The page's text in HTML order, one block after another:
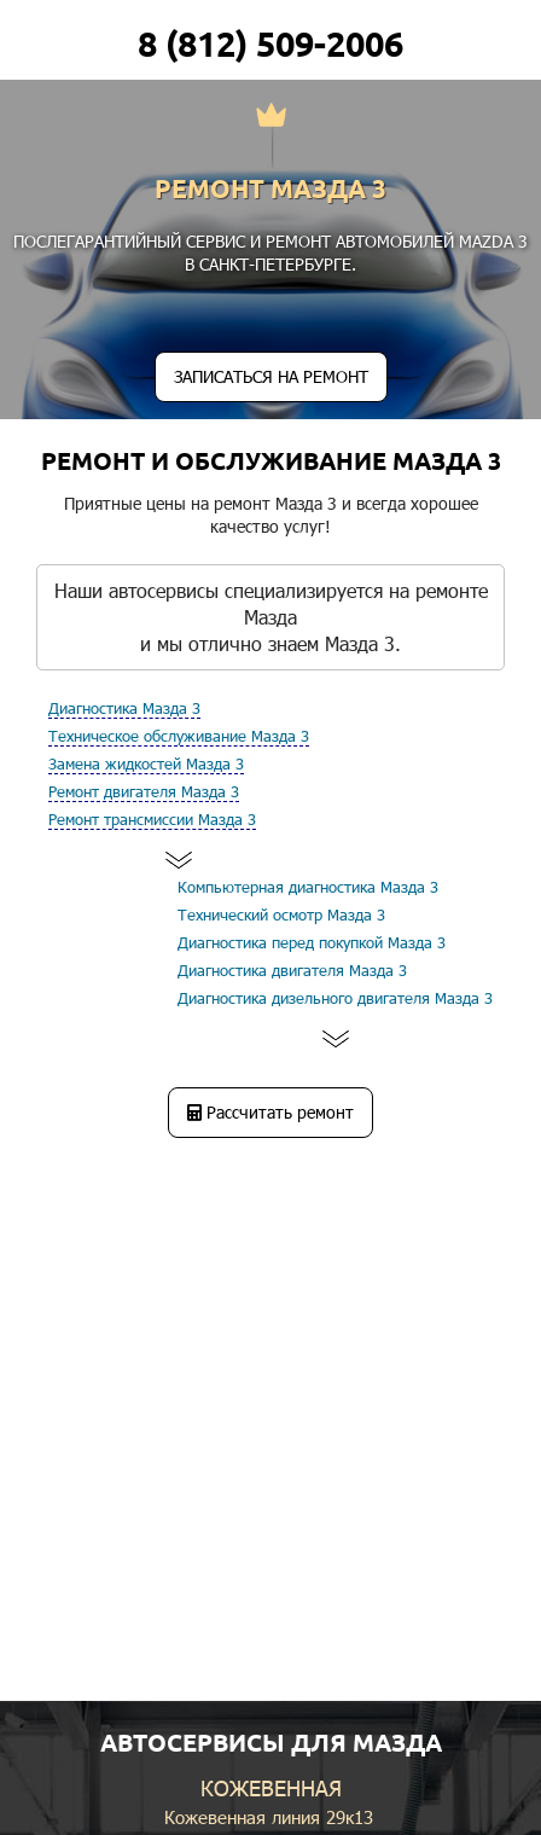
8 (812) 509-2006
РЕМОНТ МАЗДА 3
ПОСЛЕГАРАНТИЙНЫЙ СЕРВИС И РЕМОНТ АВТОМОБИЛЕЙ MAZDA 3
В САНКТ-ПЕТЕРБУРГЕ.
ЗАПИСАТЬСЯ НА РЕМОНТ
РЕМОНТ И ОБСЛУЖИВАНИЕ МАЗДА 3
Приятные цены на ремонт Мазда 3 и всегда хорошее
качество услуг!
Наши автосервисы специализируется на ремонте
Мазда
и мы отлично знаем Мазда 3.
Диагностика Мазда 3
Техническое обслуживание Мазда 3
Замена жидкостей Мазда 3
Ремонт двигателя Мазда 3
Ремонт трансмиссии Мазда 3
Компьютерная диагностика Мазда 3
Технический осмотр Мазда 3
Диагностика перед покупкой Мазда 3
Диагностика двигателя Мазда 3
Диагностика дизельного двигателя Мазда 3
Рассчитать ремонт
АВТОСЕРВИСЫ ДЛЯ МАЗДА
КОЖЕВЕННАЯ
Кожевенная линия 29к13